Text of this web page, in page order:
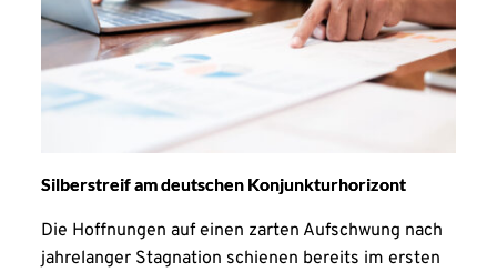
Silberstreif am deutschen Konjunkturhorizont
Die Hoffnungen auf einen zarten Aufschwung nach
jahrelanger Stagnation schienen bereits im ersten